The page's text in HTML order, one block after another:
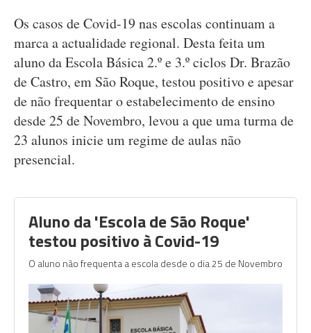
Os casos de Covid-19 nas escolas continuam a
marca a actualidade regional. Desta feita um
aluno da Escola Básica 2.º e 3.º ciclos Dr. Brazão
de Castro, em São Roque, testou positivo e apesar
de não frequentar o estabelecimento de ensino
desde 25 de Novembro, levou a que uma turma de
23 alunos inicie um regime de aulas não
presencial.
Aluno da 'Escola de São Roque'
testou positivo à Covid-19
O aluno não frequenta a escola desde o dia 25 de Novembro